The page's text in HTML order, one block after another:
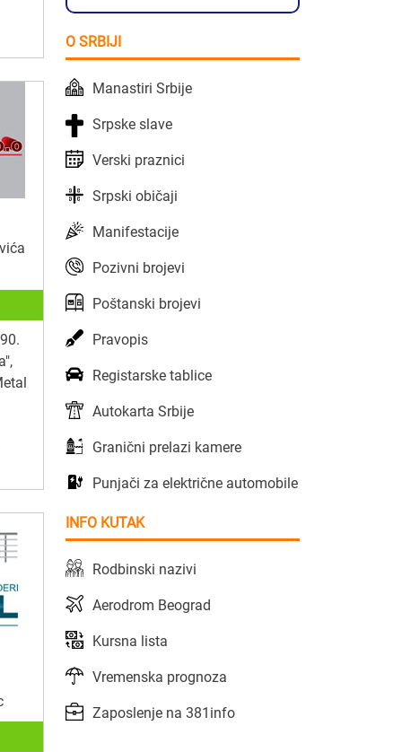
O SRBIJI
Manastiri Srbije
Srpske slave
Verski praznici
Srpski običaji
Manifestacije
Pozivni brojevi
Poštanski brojevi
Pravopis
Registarske tablice
Autokarta Srbije
Granični prelazi kamere
Punjači za električne automobile
INFO KUTAK
Rodbinski nazivi
Aerodrom Beograd
Kursna lista
Vremenska prognoza
Zaposlenje na 381info